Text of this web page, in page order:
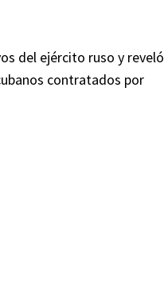
del ejército ruso y reveló
contratados por